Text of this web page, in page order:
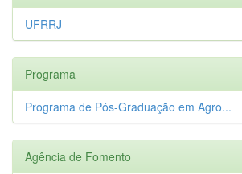
UFRRJ
Programa
Programa de Pós-Graduação em Agro...
Agência de Fomento